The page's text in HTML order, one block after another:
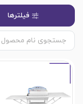
فیلترها